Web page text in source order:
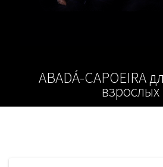
ABADÁ-CAPOEIRA
взрослых